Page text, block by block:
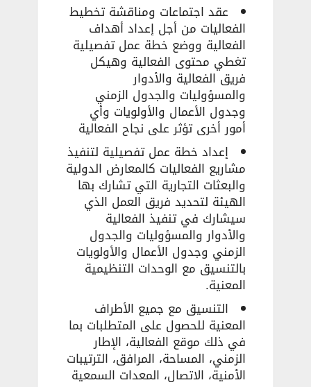
عقد اجتماعات ومناقشة تخطيط
الفعاليات من أجل إعداد أهداف
الفعالية ووضع خطة عمل تفصيلية
تغطي محتوى الفعالية وهيكل
فريق الفعالية والأدوار
والمسؤوليات والجدول الزمني
وجدول الأعمال والأولويات وأي
أمور أخرى تؤثر على نجاح الفعالية
إعداد خطة عمل تفصيلية لتنفيذ
مشاريع الفعاليات كالمعارض الدولية
والبعثات التجارية التي تشارك بها
الهيئة لتحديد فريق العمل الذي
سيشارك في تنفيذ الفعالية
والأدوار والمسؤوليات والجدول
الزمني وجدول الأعمال والأولويات
بالتنسيق مع الوحدات التنظيمية
المعنية.
التنسيق مع جميع الأطراف
المعنية للحصول على المتطلبات بما
في ذلك موقع الفعالية، الإطار
الزمني، المساحة، المرافق، الترتيبات
الأمنية، الاتصال، المعدات السمعية